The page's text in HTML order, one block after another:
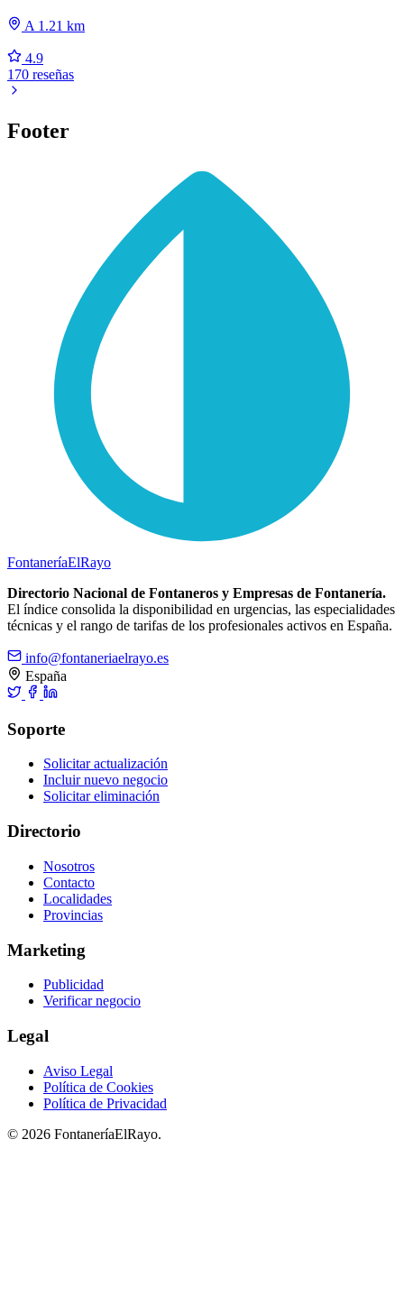
A 1.21 km
4.9
170 reseñas
Footer
FontaneríaElRayo
Directorio Nacional de Fontaneros y Empresas de Fontanería.
El índice consolida la disponibilidad en urgencias, las especialidades
técnicas y el rango de tarifas de los profesionales activos en España.
info@fontaneriaelrayo.es
España
Soporte
Solicitar actualización
Incluir nuevo negocio
Solicitar eliminación
Directorio
Nosotros
Contacto
Localidades
Provincias
Marketing
Publicidad
Verificar negocio
Legal
Aviso Legal
Política de Cookies
Política de Privacidad
© 2026 FontaneríaElRayo.